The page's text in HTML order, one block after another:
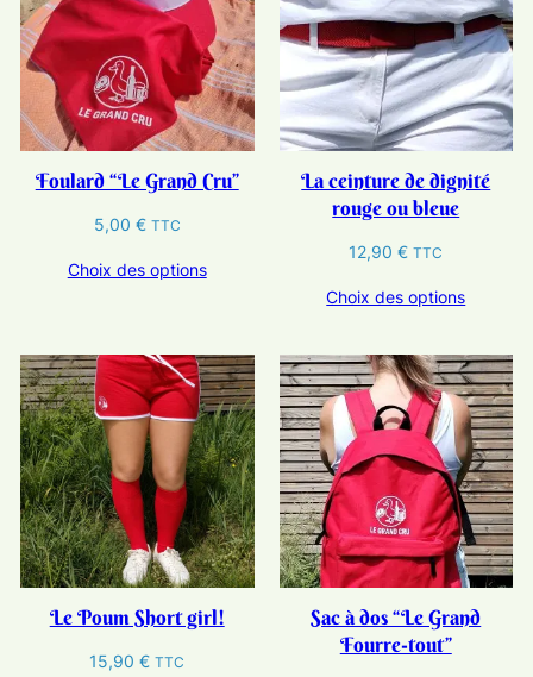
Foulard “Le Grand Cru”
5,00 € TTC
Choix des options
La ceinture de dignité
rouge ou bleue
12,90€ TTC
Choix des options
Le Poum Short girl!
15,90€ TTC
Sac à dos “Le Grand
Fourre-tout”